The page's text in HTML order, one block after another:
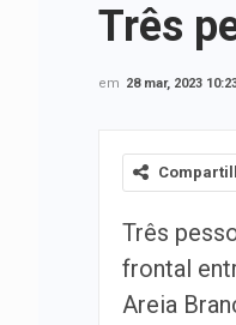
Três
em 28 mar, 2023
Três
frontal
Areia